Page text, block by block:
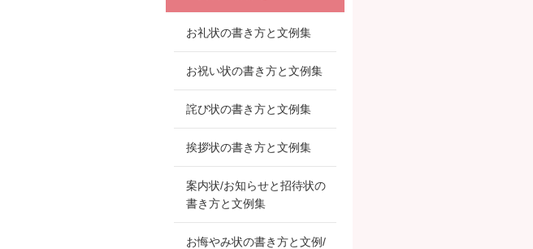
お礼状の書き方と文例集
お祝い状の書き方と文例集
詫び状の書き方と文例集
挨拶状の書き方と文例集
案内状/お知らせと招待状の
書き方と文例集
お悔やみ状の書き方と文例/